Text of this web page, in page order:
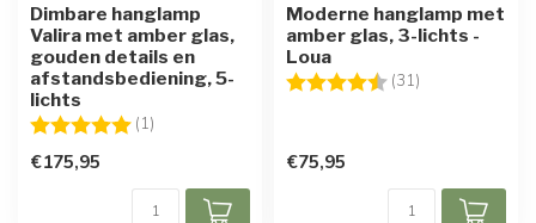
Dimbare hanglamp
Valira met amber glas,
gouden details en
afstandsbediening, 5-
lichts
Beoordeling: (1)
€175,95
Moderne hanglamp met
amber glas, 3-lichts -
Loua
Beoordeling: (31)
€75,95